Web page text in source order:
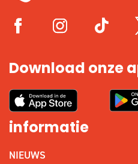
Download onze
informatie
NIEUWS